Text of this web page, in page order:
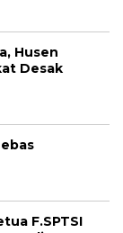
Husen
Desak
F.SPTSI